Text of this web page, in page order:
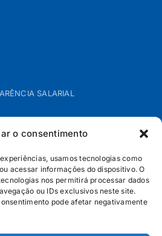
o consentimento
usamos tecnologias como
acessar informações do dispositivo. O
nos permitirá processar dados
ou IDs exclusivos neste site.
pode afetar negativamente
SALARIAL